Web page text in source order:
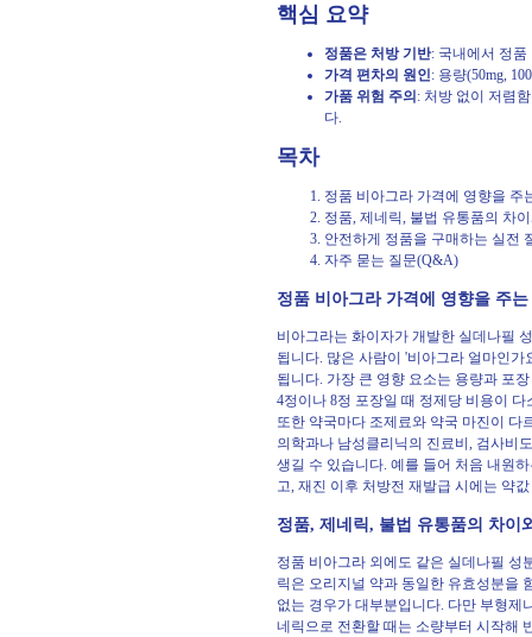
핵심 요약
정품은 처방 기반: 국내에서 정품
가격 편차의 원인: 용량(50mg,
가품 위험 주의: 처방 없이 저렴
다.
목차
정품 비아그라 가격에 영향을 주
정품, 제네릭, 불법 유통품의 차
안전하게 정품을 구매하는 실전
자주 묻는 질문(Q&A)
정품 비아그라 가격에 영향을 주는
비아그라는 화이자가 개발한 실데나필
됩니다. 많은 사람이 '비아그라 얼마인
됩니다. 가장 큰 영향 요소는 용량과 포
4정이나 8정 포장일 때 정제당 비용이
또한 약국마다 조제료와 약국 마진이 다
의학과나 남성클리닉의 진료비, 검사비
생길 수 있습니다. 예를 들어 처음 내원
고, 재진 이후 처방전 재발급 시에는 약
정품, 제네릭, 불법 유통품의 차이
정품 비아그라 외에도 같은 실데나필 성
릭은 오리지널 약과 동일한 유효성분을
없는 경우가 대부분입니다. 다만 부형제
네릭으로 전환할 때는 소량부터 시작해